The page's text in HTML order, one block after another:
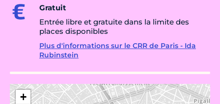
Gratuit
Entrée libre et gratuite dans la limite des
places disponibles
Plus d'informations sur le CRR de Paris - Ida
Rubinstein
+